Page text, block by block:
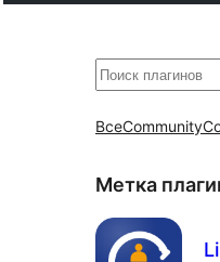
Поиск
ВсеCommunity
Метка